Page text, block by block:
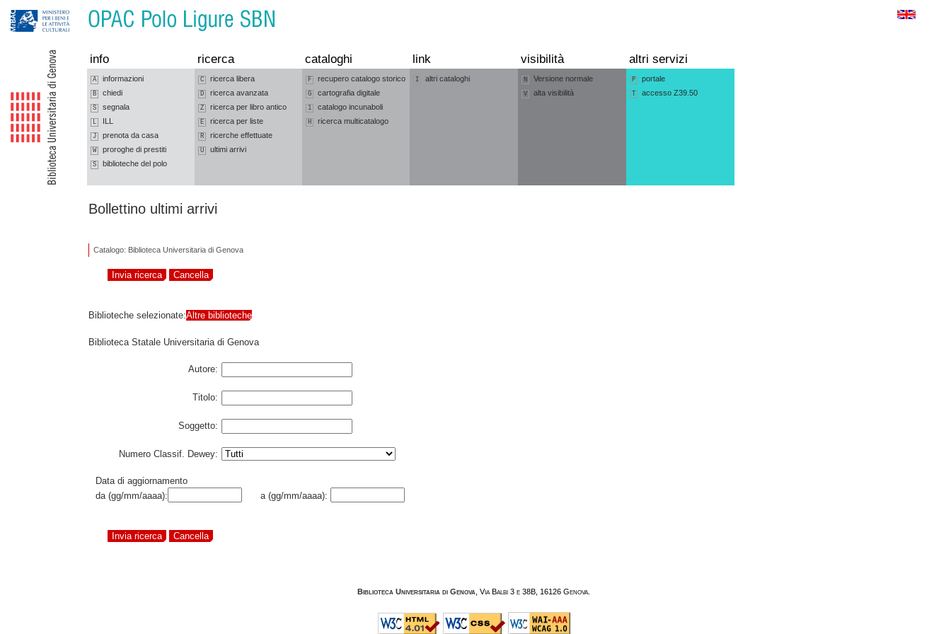
info ricerca cataloghi link visibilità altri servizi
A informazioni
B chiedi
S segnala
L ILL
J prenota da casa
W proroghe di prestiti
S biblioteche del polo
C ricerca libera
D ricerca avanzata
Z ricerca per libro antico
E ricerca per liste
R ricerche effettuate
U ultimi arrivi
F recupero catalogo storico
G cartografia digitale
1 catalogo incunaboli
H ricerca multicatalogo
I altri cataloghi N Versione normale
V alta visibilità
P portale
T accesso Z39.50
Bollettino ultimi arrivi
Catalogo: Biblioteca Universitaria di Genova
Biblioteche selezionate:Altre biblioteche
Biblioteca Statale Universitaria di Genova
Autore:
Titolo:
Soggetto:
Numero Classif. Dewey:
Data di aggiornamento
da (gg/mm/aaaa):
a (gg/mm/aaaa):
Biblioteca Universitaria di Genova , Via Balbi 3 e 38B, 16126 Genova.